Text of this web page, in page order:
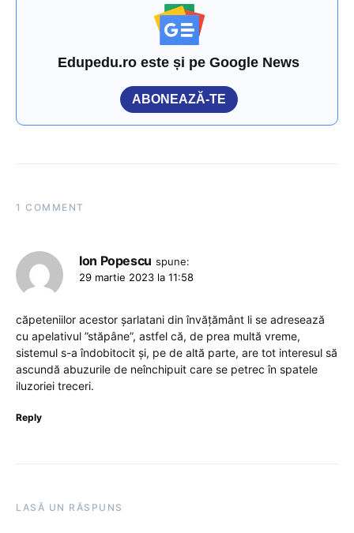
Edupedu.ro este și pe Google News
ABONEAZĂ-TE
1 COMMENT
Ion Popescu spune:
29 martie 2023 la 11:58
căpeteniilor acestor șarlatani din învățământ li se adresează
cu apelativul ”stăpâne”, astfel că, de prea multă vreme,
sistemul s-a îndobitocit și, pe de altă parte, are tot interesul să
ascundă abuzurile de neînchipuit care se petrec în spatele
iluzoriei treceri.
Reply
LASĂ UN RĂSPUNS